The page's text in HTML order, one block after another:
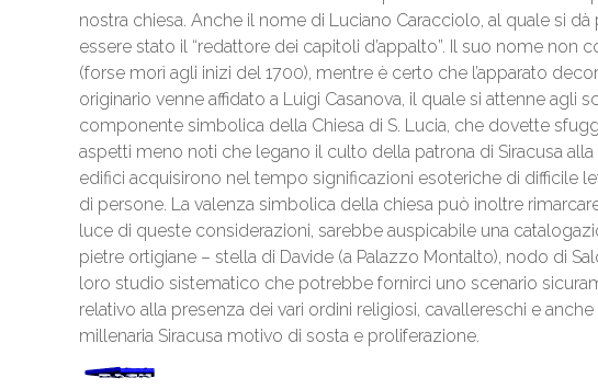
nostra chiesa. Anche il nome di Luciano Caracciolo, al quale si
essere stato il “redattore dei capitoli d’appalto”. Il suo nome non
(forse morì agli inizi del 1700), mentre è certo che l’apparato
originario venne affidato a Luigi Casanova, il quale si attenne agli
componente simbolica della Chiesa di S. Lucia, che dovette
aspetti meno noti che legano il culto della patrona di Siracusa
edifici acquisirono nel tempo significazioni esoteriche di difficile
di persone. La valenza simbolica della chiesa può inoltre
luce di queste considerazioni, sarebbe auspicabile una
pietre ortigiane – stella di Davide (a Palazzo Montalto), nodo di
loro studio sistematico che potrebbe fornirci uno scenario
relativo alla presenza dei vari ordini religiosi, cavallereschi e
millenaria Siracusa motivo di sosta e proliferazione.